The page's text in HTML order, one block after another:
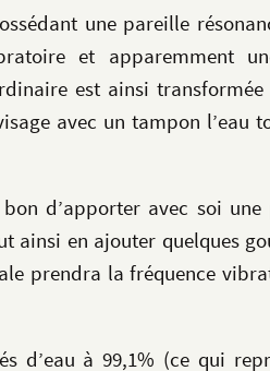
une pareille
et apparemment
est ainsi
avec un tampon l’eau
d’apporter avec soi
ainsi en ajouter quelques
prendra la fréquence
d’eau à 99,1% (ce qui